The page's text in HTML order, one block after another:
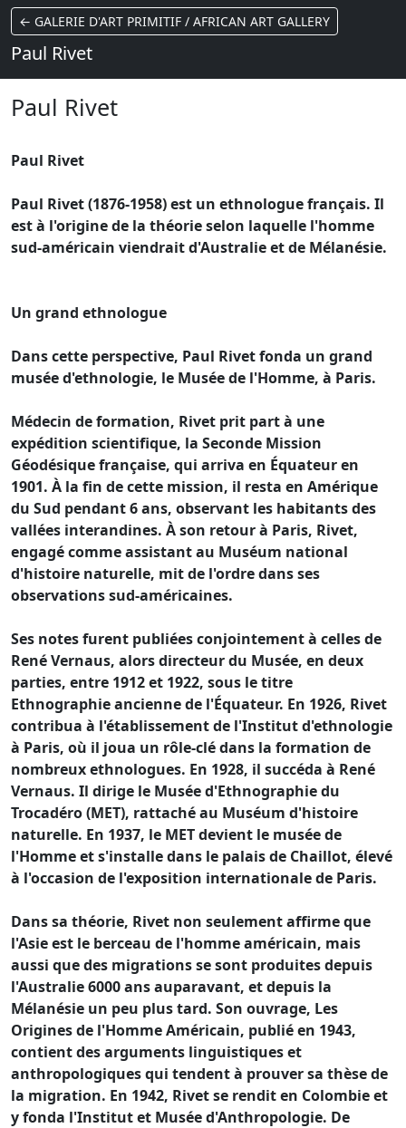
← GALERIE D'ART PRIMITIF / AFRICAN ART GALLERY
Paul Rivet
Paul Rivet
Paul Rivet
Paul Rivet (1876-1958) est un ethnologue français. Il
est à l'origine de la théorie selon laquelle l'homme
sud-américain viendrait d'Australie et de Mélanésie.
Un grand ethnologue
Dans cette perspective, Paul Rivet fonda un grand
musée d'ethnologie, le Musée de l'Homme, à Paris.
Médecin de formation, Rivet prit part à une
expédition scientifique, la Seconde Mission
Géodésique française, qui arriva en Équateur en
1901. À la fin de cette mission, il resta en Amérique
du Sud pendant 6 ans, observant les habitants des
vallées interandines. À son retour à Paris, Rivet,
engagé comme assistant au Muséum national
d'histoire naturelle, mit de l'ordre dans ses
observations sud-américaines.
Ses notes furent publiées conjointement à celles de
René Vernaus, alors directeur du Musée, en deux
parties, entre 1912 et 1922, sous le titre
Ethnographie ancienne de l'Équateur. En 1926, Rivet
contribua à l'établissement de l'Institut d'ethnologie
à Paris, où il joua un rôle-clé dans la formation de
nombreux ethnologues. En 1928, il succéda à René
Vernaus. Il dirige le Musée d'Ethnographie du
Trocadéro (MET), rattaché au Muséum d'histoire
naturelle. En 1937, le MET devient le musée de
l'Homme et s'installe dans le palais de Chaillot, élevé
à l'occasion de l'exposition internationale de Paris.
Dans sa théorie, Rivet non seulement affirme que
l'Asie est le berceau de l'homme américain, mais
aussi que des migrations se sont produites depuis
l'Australie 6000 ans auparavant, et depuis la
Mélanésie un peu plus tard. Son ouvrage, Les
Origines de l'Homme Américain, publié en 1943,
contient des arguments linguistiques et
anthropologiques qui tendent à prouver sa thèse de
la migration. En 1942, Rivet se rendit en Colombie et
y fonda l'Institut et Musée d'Anthropologie. De